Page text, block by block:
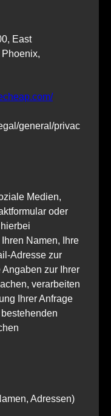
East
general/privac
Medien,
oder
Namen, Ihre
Adresse zur
zur Ihrer
verarbeiten
Ihrer Anfrage
Adressen)